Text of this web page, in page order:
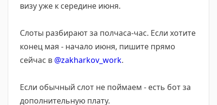
визу уже к середине июня.
Слоты разбирают за полчаса-час. Если хотите
конец мая - начало июня, пишите прямо
сейчас в @zakharkov_work.
Если обычный слот не поймаем - есть бот за
дополнительную плату.